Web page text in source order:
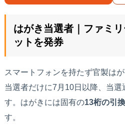
はがき当選者｜ファミ
ットを発券
スマートフォンを持たず官製は
当選者だけに7月10日以降、当選
す。はがきには固有の13桁の引
す。